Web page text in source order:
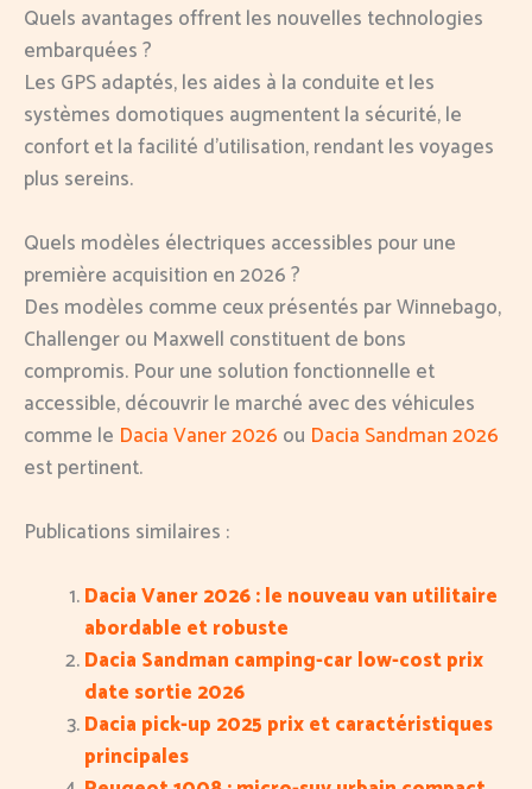
Quels avantages offrent les nouvelles technologies
embarquées ?
Les GPS adaptés, les aides à la conduite et les
systèmes domotiques augmentent la sécurité, le
confort et la facilité d’utilisation, rendant les voyages
plus sereins.
Quels modèles électriques accessibles pour une
première acquisition en 2026 ?
Des modèles comme ceux présentés par Winnebago,
Challenger ou Maxwell constituent de bons
compromis. Pour une solution fonctionnelle et
accessible, découvrir le marché avec des véhicules
comme le Dacia Vaner 2026 ou Dacia Sandman 2026
est pertinent.
Publications similaires :
Dacia Vaner 2026 : le nouveau van utilitaire
abordable et robuste
Dacia Sandman camping-car low-cost prix
date sortie 2026
Dacia pick-up 2025 prix et caractéristiques
principales